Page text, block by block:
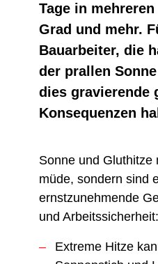
Tage in
Grad und mehr.
Bauarbeiter, die
der prallen
dies gravierende
Konsequenzen
Sonne und Gluthitze
müde, sondern sind
ernstzunehmende
und Arbeitssicherheit:
Extreme Hitze